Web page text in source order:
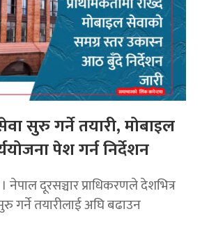
सुरु गर्ने तयारी, मोबाइल
पेश गर्न निर्देशन
नेपाल दूरसञ्चार प्राधिकरणले देशभित्र
गर्ने तयारीलाई अघि बढाउन